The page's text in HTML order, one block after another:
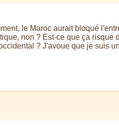
le Maroc aurait bloqué
non ? Est-ce que ça risque
? J'avoue que je suis